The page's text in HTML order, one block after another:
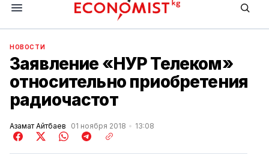
Economist.kg
НОВОСТИ
Заявление «НУР Телеком»
относительно приобретения
радиочастот
Азамат Айтбаев 01 ноября 2018 13:08